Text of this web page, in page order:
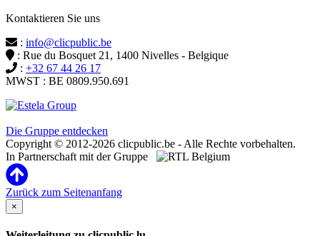
Kontaktieren Sie uns
: info@clicpublic.be
: Rue du Bosquet 21, 1400 Nivelles - Belgique
: +32 67 44 26 17
MWST : BE 0809.950.691
Die Gruppe entdecken
Copyright © 2012-2026 clicpublic.be - Alle Rechte vorbehalten.
In Partnerschaft mit der Gruppe
Zurück zum Seitenanfang
×